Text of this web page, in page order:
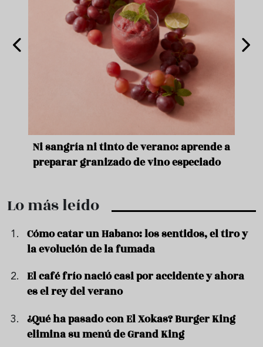
Ni sangría ni tinto de verano: aprende a
preparar granizado de vino especiado
Lo más leído
Cómo catar un Habano: los sentidos, el tiro y
la evolución de la fumada
El café frío nació casi por accidente y ahora
es el rey del verano
¿Qué ha pasado con El Xokas? Burger King
elimina su menú de Grand King